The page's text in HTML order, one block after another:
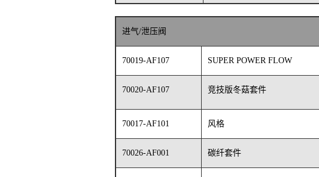
进气/泄压阀
70019-AF107 SUPER POWER FLOW
70020-AF107 竞技版冬菇套件
70017-AF101 风格
70026-AF001 碳纤套件